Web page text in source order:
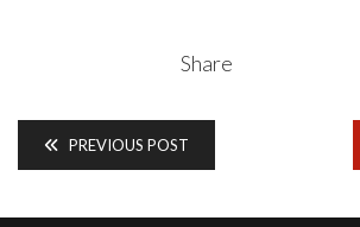
Share
PREVIOUS POST